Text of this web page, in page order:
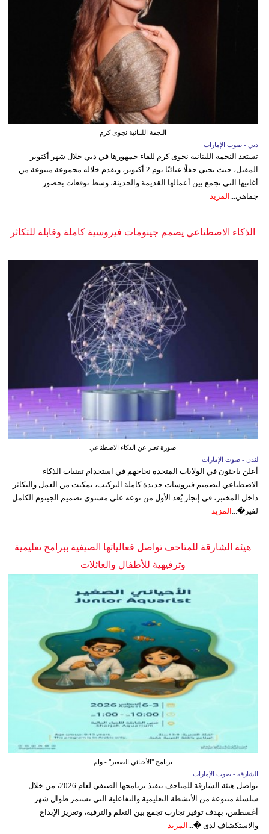
النجمة اللبنانية نجوى كرم
دبي - صوت الإمارات
تستعد النجمة اللبنانية نجوى كرم للقاء جمهورها في دبي خلال شهر أكتوبر
المقبل، حيث تحيي حفلًا غنائيًا يوم 2 أكتوبر، وتقدم خلاله مجموعة متنوعة من
أغانيها التي تجمع بين أعمالها القديمة والحديثة، وسط توقعات بحضور
جماهي...
المزيد
الذكاء الاصطناعي يصمم جينومات فيروسية كاملة وقابلة للتكاثر
صورة تعبر عن الذكاء الاصطناعي
لندن - صوت الإمارات
أعلن باحثون في الولايات المتحدة نجاحهم في استخدام تقنيات الذكاء
الاصطناعي لتصميم فيروسات جديدة كاملة التركيب، تمكنت من العمل والتكاثر
داخل المختبر، في إنجاز يُعد الأول من نوعه على مستوى تصميم الجينوم الكامل
لفير�... المزيد
هيئة الشارقة للمتاحف تواصل فعالياتها الصيفية ببرامج تعليمية
وترفيهية للأطفال والعائلات
برنامج "الأحيائي الصغير" - وام
الشارقة - صوت الإمارات
تواصل هيئة الشارقة للمتاحف تنفيذ برنامجها الصيفي لعام 2026، من خلال
سلسلة متنوعة من الأنشطة التعليمية والتفاعلية التي تستمر طوال شهر
أغسطس، بهدف توفير تجارب تجمع بين التعلم والترفيه، وتعزيز الإبداع
والاستكشاف لدى �... المزيد